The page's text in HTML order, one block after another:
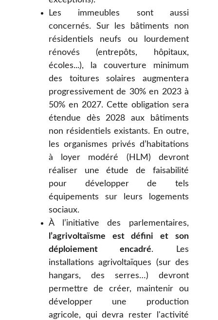
Les immeubles sont aussi
concernés. Sur les bâtiments non
résidentiels neufs ou lourdement
rénovés (entrepôts, hôpitaux,
écoles...), la couverture minimum
des toitures solaires augmentera
progressivement de 30% en 2023 à
50% en 2027. Cette obligation sera
étendue dès 2028 aux bâtiments
non résidentiels existants. En outre,
les organismes privés d’habitations
à loyer modéré (HLM) devront
réaliser une étude de faisabilité
pour développer de tels
équipements sur leurs logements
sociaux.
À l’initiative des parlementaires,
l’agrivoltaïsme est défini et son
déploiement encadré. Les
installations agrivoltaïques (sur des
hangars, des serres…) devront
permettre de créer, maintenir ou
développer une production
agricole, qui devra rester l'activité